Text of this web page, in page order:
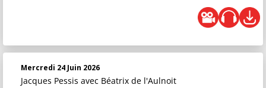
Mercredi 24 Juin 2026
Jacques Pessis avec Béatrix de l'Aulnoit